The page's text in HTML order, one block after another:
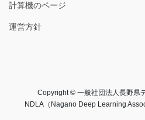
計算機のページ
運営方針
Copyright © 一般社団法人長野県
NDLA（Nagano Deep Learning